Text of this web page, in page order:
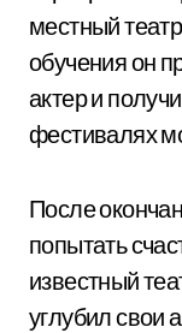
местный
обучения он
актер и
фестивалях
После
попытать
известный
углубил свои